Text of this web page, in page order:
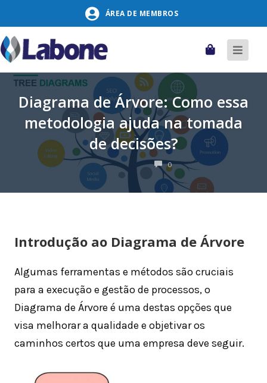
conteúdo
ÁREA DE MEMBROS
Carrinho
Diagrama de Árvore: Como essa
metodologia ajuda na tomada
de decisões?
0COMENTÁRIOS
Introdução ao Diagrama de Árvore
Algumas ferramentas e métodos são cruciais
para a execução e gestão de processos, o
Diagrama de Árvore é uma destas opções que
visa melhorar a qualidade e objetivar os
caminhos certos que uma empresa deve seguir.